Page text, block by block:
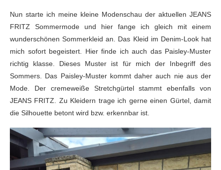
Nun starte ich meine kleine Modenschau der aktuellen JEANS
FRITZ Sommermode und hier fange ich gleich mit einem
wunderschönen Sommerkleid an. Das Kleid im Denim-Look hat
mich sofort begeistert. Hier finde ich auch das Paisley-Muster
richtig klasse. Dieses Muster ist für mich der Inbegriff des
Sommers. Das Paisley-Muster kommt daher auch nie aus der
Mode. Der cremeweiße Stretchgürtel stammt ebenfalls von
JEANS FRITZ. Zu Kleidern trage ich gerne einen Gürtel, damit
die Silhouette betont wird bzw. erkennbar ist.